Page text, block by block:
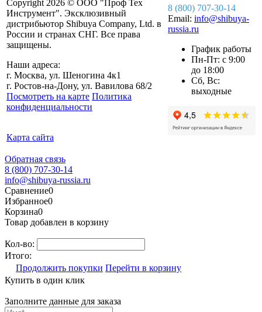
Copyright 2026 © ООО "Проф Тех
Инструмент". Эксклюзивный
дистрибьютор Shibuya Company, Ltd. в
России и странах СНГ. Все права
защищены.
Наши адреса:
г. Москва, ул. Шеногина 4к1
г. Ростов-на-Дону, ул. Вавилова 68/2
Посмотреть на карте Политика
конфиденциальности
Карта сайта
8 (800) 707-30-14
Email: info@shibuya-
russia.ru
График работы
Пн-Пт: с 9:00
до 18:00
Сб, Вс:
выходные
Обратная связь
8 (800) 707-30-14
info@shibuya-russia.ru
Сравнение0
Избранное0
Корзина0
Товар добавлен в корзину
Кол-во:
Итого:
Продолжить покупки Перейти в корзину
Купить в один клик
Заполните данные для заказа